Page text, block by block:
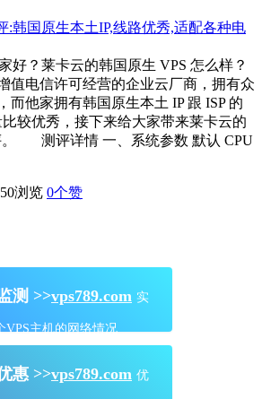
好？莱卡云的韩国原生 VPS 怎么样？
值电信许可经营的企业云厂商，拥有众
而他家拥有韩国原生本土 IP 跟 ISP 的
较优秀，接下来给大家带来莱卡云的
。 测评详情 一、系统参数 默认 CPU
浏览 0个赞
测 >>vps789.com 实
VPS主机的网络情况
惠 >>vps789.com 优